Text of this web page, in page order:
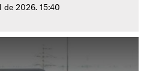
de 2026. 15:40